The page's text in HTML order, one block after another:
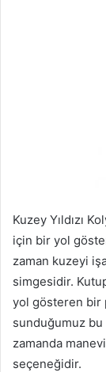
Kuzey Yıldızı
için bir yol
zaman kuzeyi
simgesidir.
yol gösteren bir
sunduğumuz bu
zamanda
seçeneğidir.